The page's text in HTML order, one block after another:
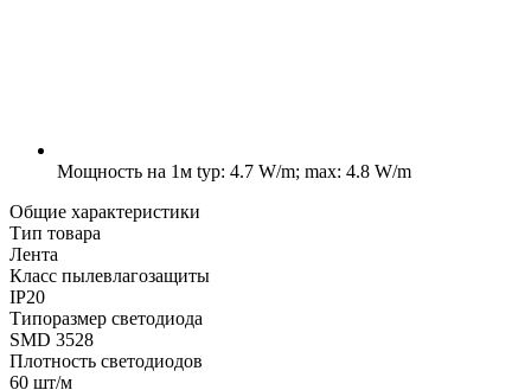
Мощность на 1м typ: 4.7 W/m; max: 4.8 W/m
Общие характеристики
Тип товара
Лента
Класс пылевлагозащиты
IP20
Типоразмер светодиода
SMD 3528
Плотность светодиодов
60 шт/м